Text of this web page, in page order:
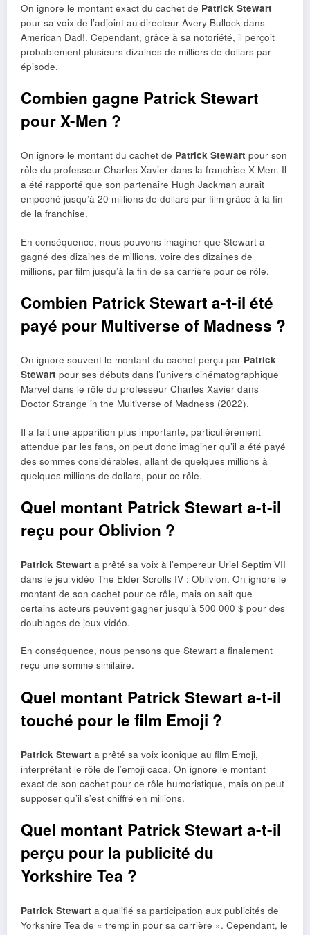
On ignore le montant exact du cachet de Patrick Stewart
pour sa voix de l’adjoint au directeur Avery Bullock dans
American Dad!. Cependant, grâce à sa notoriété, il perçoit
probablement plusieurs dizaines de milliers de dollars par
épisode.
Combien gagne Patrick Stewart
pour X-Men ?
On ignore le montant du cachet de Patrick Stewart pour son
rôle du professeur Charles Xavier dans la franchise X-Men. Il
a été rapporté que son partenaire Hugh Jackman aurait
empoché jusqu’à 20 millions de dollars par film grâce à la fin
de la franchise.
En conséquence, nous pouvons imaginer que Stewart a
gagné des dizaines de millions, voire des dizaines de
millions, par film jusqu’à la fin de sa carrière pour ce rôle.
Combien Patrick Stewart a-t-il été
payé pour Multiverse of Madness ?
On ignore souvent le montant du cachet perçu par Patrick
Stewart pour ses débuts dans l’univers cinématographique
Marvel dans le rôle du professeur Charles Xavier dans
Doctor Strange in the Multiverse of Madness (2022).
Il a fait une apparition plus importante, particulièrement
attendue par les fans, on peut donc imaginer qu’il a été payé
des sommes considérables, allant de quelques millions à
quelques millions de dollars, pour ce rôle.
Quel montant Patrick Stewart a-t-il
reçu pour Oblivion ?
Patrick Stewart a prêté sa voix à l’empereur Uriel Septim VII
dans le jeu vidéo The Elder Scrolls IV : Oblivion. On ignore le
montant de son cachet pour ce rôle, mais on sait que
certains acteurs peuvent gagner jusqu’à 500 000 $ pour des
doublages de jeux vidéo.
En conséquence, nous pensons que Stewart a finalement
reçu une somme similaire.
Quel montant Patrick Stewart a-t-il
touché pour le film Emoji ?
Patrick Stewart a prêté sa voix iconique au film Emoji,
interprétant le rôle de l’emoji caca. On ignore le montant
exact de son cachet pour ce rôle humoristique, mais on peut
supposer qu’il s’est chiffré en millions.
Quel montant Patrick Stewart a-t-il
perçu pour la publicité du
Yorkshire Tea ?
Patrick Stewart a qualifié sa participation aux publicités de
Yorkshire Tea de « tremplin pour sa carrière ». Cependant, le